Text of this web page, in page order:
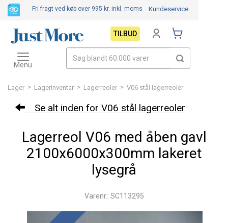
Lager > Lagerinventar > Lagerreoler > V06 stål lagerreoler
Se alt inden for V06 stål lagerreoler
Lagerreol V06 med åben gavl
2100x6000x300mm lakeret
lysegrå
Varenr.: SC113295
Fri fragt ved køb over 995 kr. inkl. moms Kundeservice
TILBUD
Toggle
navigation
Menu